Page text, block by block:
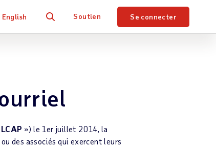
English Soutien Se connecter
LCAP ») le 1er juillet 2014, la
des associés qui exercent leurs